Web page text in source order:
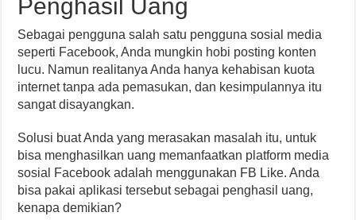
Penghasil Uang
Sebagai pengguna salah satu pengguna sosial media
seperti Facebook, Anda mungkin hobi posting konten
lucu. Namun realitanya Anda hanya kehabisan kuota
internet tanpa ada pemasukan, dan kesimpulannya itu
sangat disayangkan.
Solusi buat Anda yang merasakan masalah itu, untuk
bisa menghasilkan uang memanfaatkan platform media
sosial Facebook adalah menggunakan FB Like. Anda
bisa pakai aplikasi tersebut sebagai penghasil uang,
kenapa demikian?